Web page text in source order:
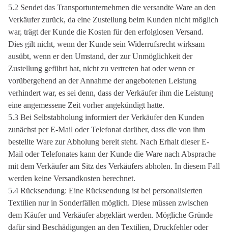
5.2 Sendet das Transportunternehmen die versandte Ware an den
Verkäufer zurück, da eine Zustellung beim Kunden nicht möglich
war, trägt der Kunde die Kosten für den erfolglosen Versand.
Dies gilt nicht, wenn der Kunde sein Widerrufsrecht wirksam
ausübt, wenn er den Umstand, der zur Unmöglichkeit der
Zustellung geführt hat, nicht zu vertreten hat oder wenn er
vorübergehend an der Annahme der angebotenen Leistung
verhindert war, es sei denn, dass der Verkäufer ihm die Leistung
eine angemessene Zeit vorher angekündigt hatte.
5.3 Bei Selbstabholung informiert der Verkäufer den Kunden
zunächst per E-Mail oder Telefonat darüber, dass die von ihm
bestellte Ware zur Abholung bereit steht. Nach Erhalt dieser E-
Mail oder Telefonates kann der Kunde die Ware nach Absprache
mit dem Verkäufer am Sitz des Verkäufers abholen. In diesem Fall
werden keine Versandkosten berechnet.
5.4 Rücksendung: Eine Rücksendung ist bei personalisierten
Textilien nur in Sonderfällen möglich. Diese müssen zwischen
dem Käufer und Verkäufer abgeklärt werden. Mögliche Gründe
dafür sind Beschädigungen an den Textilien, Druckfehler oder